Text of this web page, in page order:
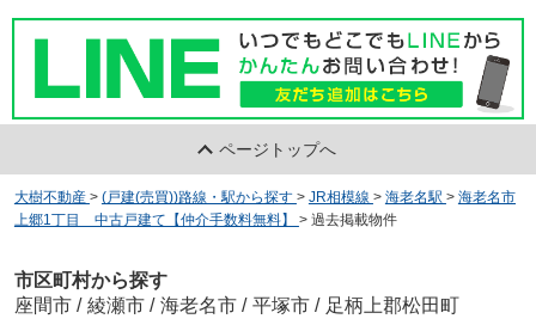
ページトップへ
大樹不動産 > (戸建(売買))路線・駅から探す > JR相模線 > 海老名駅 > 海老名市
上郷1丁目 中古戸建て【仲介手数料無料】
> 過去掲載物件
市区町村から探す
座間市 / 綾瀬市 / 海老名市 / 平塚市 / 足柄上郡松田町